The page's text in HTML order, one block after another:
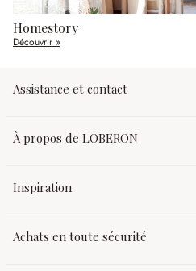
Homestory
Découvrir »
Assistance et contact
À propos de LOBERON
Inspiration
Achats en toute sécurité